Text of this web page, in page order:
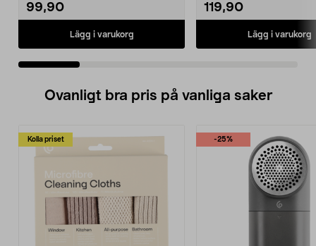
99,90
Lägg i varukorg
119,90
Lägg i varukorg
Ovanligt bra pris på vanliga saker
Kolla priset -25%